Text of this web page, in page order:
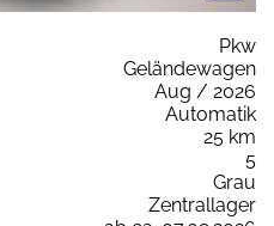
Pkw
Geländewagen
Aug / 2026
Automatik
25 km
5
Grau
Zentrallager